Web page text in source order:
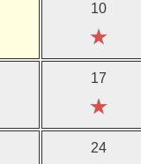
10
★
17
★
24